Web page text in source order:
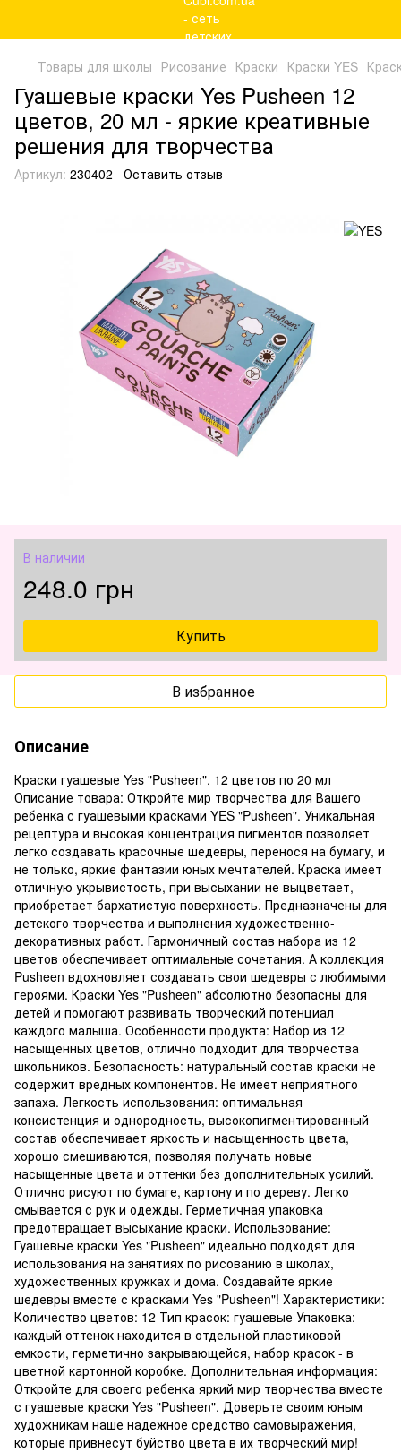
Товары для школы Рисование Краски Краски YES
Гуашевые краски Yes Pusheen 12
цветов, 20 мл - яркие креативные
решения для творчества
Артикул: 230402 Оставить отзыв
В наличии
248.0 грн
Купить
В избранное
Описание
Краски гуашевые Yes "Pusheen", 12 цветов по 20 мл
Описание товара: Откройте мир творчества для Вашего
ребенка с гуашевыми красками YES "Pusheen". Уникальная
рецептура и высокая концентрация пигментов позволяет
легко создавать красочные шедевры, перенося на бумагу, и
не только, яркие фантазии юных мечтателей. Краска имеет
отличную укрывистость, при высыхании не выцветает,
приобретает бархатистую поверхность. Предназначены для
детского творчества и выполнения художественно-
декоративных работ. Гармоничный состав набора из 12
цветов обеспечивает оптимальные сочетания. А коллекция
Pusheen вдохновляет создавать свои шедевры с любимыми
героями. Краски Yes "Pusheen" абсолютно безопасны для
детей и помогают развивать творческий потенциал
каждого малыша. Особенности продукта: Набор из 12
насыщенных цветов, отлично подходит для творчества
школьников. Безопасность: натуральный состав краски не
содержит вредных компонентов. Не имеет неприятного
запаха. Легкость использования: оптимальная
консистенция и однородность, высокопигментированный
состав обеспечивает яркость и насыщенность цвета,
хорошо смешиваются, позволяя получать новые
насыщенные цвета и оттенки без дополнительных усилий.
Отлично рисуют по бумаге, картону и по дереву. Легко
смывается с рук и одежды. Герметичная упаковка
предотвращает высыхание краски. Использование:
Гуашевые краски Yes "Pusheen" идеально подходят для
использования на занятиях по рисованию в школах,
художественных кружках и дома. Создавайте яркие
шедевры вместе с красками Yes "Pusheen"! Характеристики:
Количество цветов: 12 Тип красок: гуашевые Упаковка:
каждый оттенок находится в отдельной пластиковой
емкости, герметично закрывающейся, набор красок - в
цветной картонной коробке. Дополнительная информация:
Откройте для своего ребенка яркий мир творчества вместе
с гуашевые краски Yes "Pusheen". Доверьте своим юным
художникам наше надежное средство самовыражения,
которые привнесут буйство цвета в их творческий мир!